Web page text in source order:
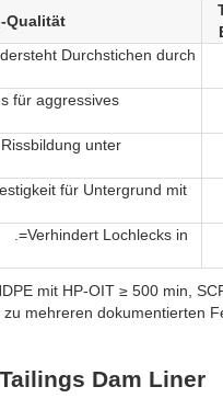
Qualität
Durchstichen durch
aggressives
unter
für Untergrund mit
Lochlecks in
mit HP-OIT ≥ 500 min,
mehreren dokumentierten
Dam Liner